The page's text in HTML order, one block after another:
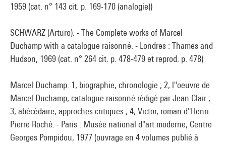
1959 (cat. n° 143 cit. p. 169-170 (analogie))
SCHWARZ (Arturo). - The Complete works of Marcel
Duchamp with a catalogue raisonné. - Londres : Thames and
Hudson, 1969 (cat. n° 264 cit. p. 478-479 et reprod. p. 478)
Marcel Duchamp. 1, biographie, chronologie ; 2, l''oeuvre de
Marcel Duchamp, catalogue raisonné rédigé par Jean Clair ;
3, abécédaire, approches critiques ; 4, Victor, roman d''Henri-
Pierre Roché. - Paris : Musée national d''art moderne, Centre
Georges Pompidou, 1977 (ouvrage en 4 volumes publié à